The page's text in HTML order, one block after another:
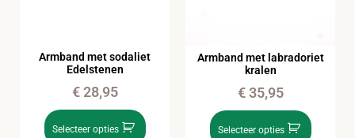
Armband met sodaliet
Edelstenen
€28,95
Selecteer opties
Armband met labradoriet
kralen
€35,95
Selecteer opties